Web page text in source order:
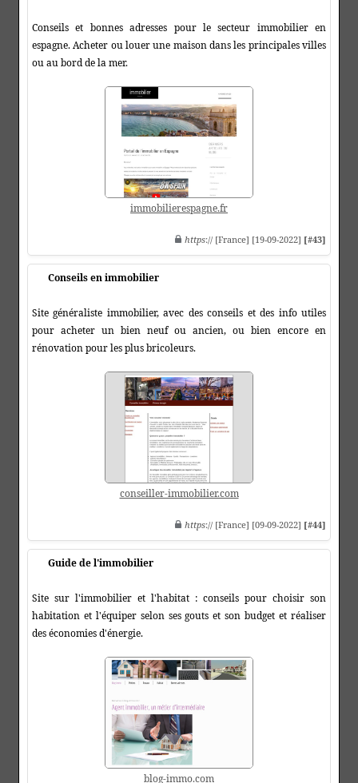
Conseils et bonnes adresses pour le secteur immobilier en
espagne. Acheter ou louer une maison dans les principales villes
ou au bord de la mer.
immobilierespagne.fr
https:// [France] [19-09-2022] [#43]
Conseils en immobilier
Site généraliste immobilier, avec des conseils et des info utiles
pour acheter un bien neuf ou ancien, ou bien encore en
rénovation pour les plus bricoleurs.
conseiller-immobilier.com
https:// [France] [09-09-2022] [#44]
Guide de l'immobilier
Site sur l'immobilier et l'habitat : conseils pour choisir son
habitation et l'équiper selon ses gouts et son budget et réaliser
des économies d'énergie.
blog-immo.com